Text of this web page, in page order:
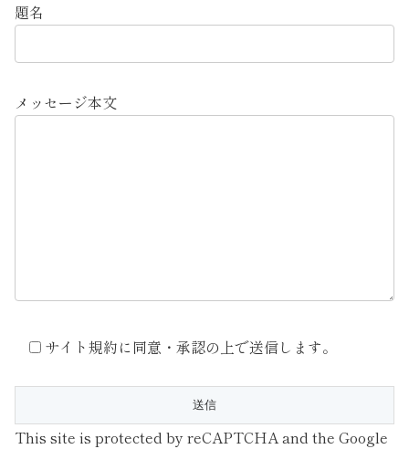
題名
メッセージ本文
サイト規約に同意・承認の上で送信します。
This site is protected by reCAPTCHA and the Google